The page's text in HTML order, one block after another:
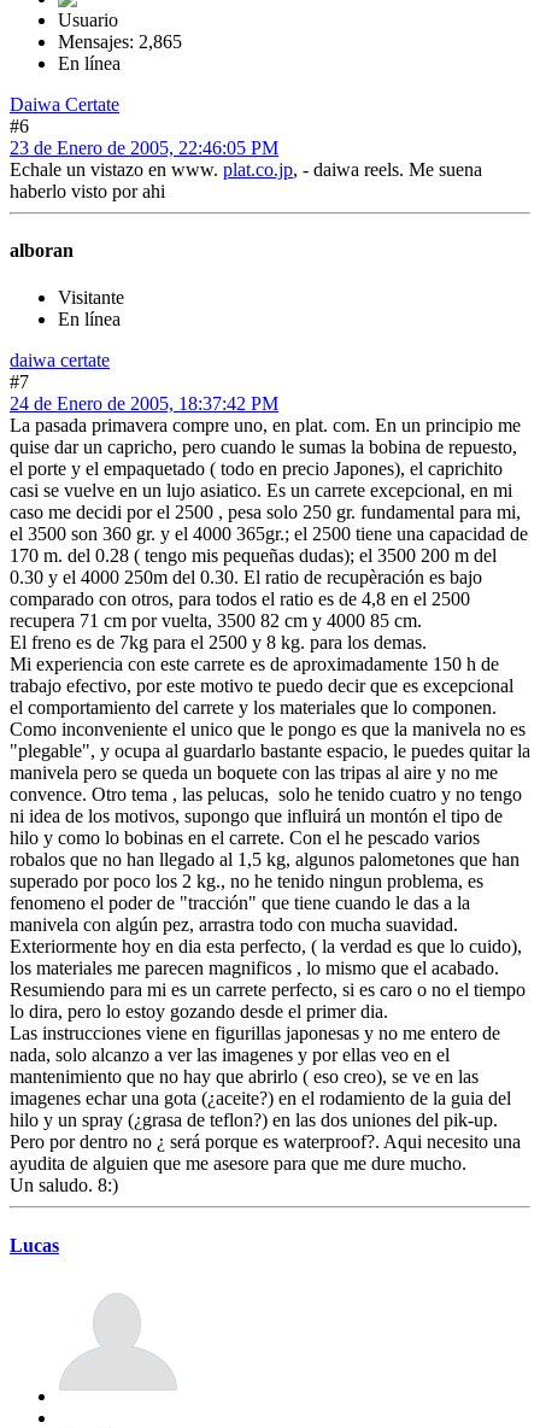
Usuario
Mensajes: 2,865
En línea
Daiwa Certate
#6
23 de Enero de 2005, 22:46:05 PM
Echale un vistazo en www. plat.co.jp, - daiwa reels. Me suena
haberlo visto por ahi
alboran
Visitante
En línea
daiwa certate
#7
24 de Enero de 2005, 18:37:42 PM
La pasada primavera compre uno, en plat. com. En un principio me
quise dar un capricho, pero cuando le sumas la bobina de repuesto,
el porte y el empaquetado ( todo en precio Japones), el caprichito
casi se vuelve en un lujo asiatico. Es un carrete excepcional, en mi
caso me decidi por el 2500 , pesa solo 250 gr. fundamental para mi,
el 3500 son 360 gr. y el 4000 365gr.; el 2500 tiene una capacidad de
170 m. del 0.28 ( tengo mis pequeñas dudas); el 3500 200 m del
0.30 y el 4000 250m del 0.30. El ratio de recupèración es bajo
comparado con otros, para todos el ratio es de 4,8 en el 2500
recupera 71 cm por vuelta, 3500 82 cm y 4000 85 cm.
El freno es de 7kg para el 2500 y 8 kg. para los demas.
Mi experiencia con este carrete es de aproximadamente 150 h de
trabajo efectivo, por este motivo te puedo decir que es excepcional
el comportamiento del carrete y los materiales que lo componen.
Como inconveniente el unico que le pongo es que la manivela no es
"plegable", y ocupa al guardarlo bastante espacio, le puedes quitar la
manivela pero se queda un boquete con las tripas al aire y no me
convence. Otro tema , las pelucas, solo he tenido cuatro y no tengo
ni idea de los motivos, supongo que influirá un montón el tipo de
hilo y como lo bobinas en el carrete. Con el he pescado varios
robalos que no han llegado al 1,5 kg, algunos palometones que han
superado por poco los 2 kg., no he tenido ningun problema, es
fenomeno el poder de "tracción" que tiene cuando le das a la
manivela con algún pez, arrastra todo con mucha suavidad.
Exteriormente hoy en dia esta perfecto, ( la verdad es que lo cuido),
los materiales me parecen magnificos , lo mismo que el acabado.
Resumiendo para mi es un carrete perfecto, si es caro o no el tiempo
lo dira, pero lo estoy gozando desde el primer dia.
Las instrucciones viene en figurillas japonesas y no me entero de
nada, solo alcanzo a ver las imagenes y por ellas veo en el
mantenimiento que no hay que abrirlo ( eso creo), se ve en las
imagenes echar una gota (¿aceite?) en el rodamiento de la guia del
hilo y un spray (¿grasa de teflon?) en las dos uniones del pik-up.
Pero por dentro no ¿ será porque es waterproof?. Aqui necesito una
ayudita de alguien que me asesore para que me dure mucho.
Un saludo. 8:)
Lucas